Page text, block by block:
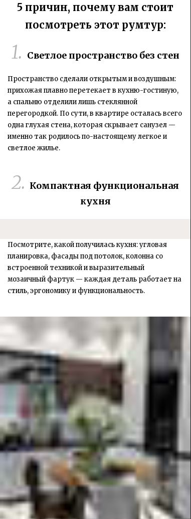
5 причин, почему вам стоит
посмотреть этот румтур:
Светлое пространство без стен
Пространство сделали открытым и воздушным:
прихожая плавно перетекает в кухню-гостиную,
а спальню отделили лишь стеклянной
перегородкой. По сути, в квартире осталась всего
одна глухая стена, которая скрывает санузел —
именно так родилось по-настоящему легкое и
светлое жилье.
Компактная функциональная
кухня
Посмотрите, какой получилась кухня:угловая
планировка, фасады под потолок, колонна со
встроенной техникой и выразительный
мозаичный фартук — каждая деталь работает на
стиль, эргономику и функциональность.